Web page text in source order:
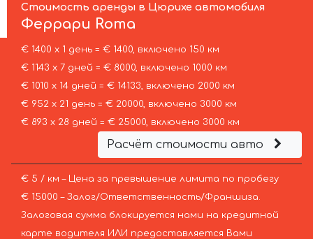
Стоимость аренды в Цюрихе автомобиля
Феррари Roma
€ 1400 х 1 день = € 1400, включено 150 км
€ 1143 х 7 дней = € 8000, включено 1000 км
€ 1010 х 14 дней = € 14133, включено 2000 км
€ 952 х 21 день = € 20000, включено 3000 км
€ 893 х 28 дней = € 25000, включено 3000 км
Расчёт стоимости авто
€ 5 / км – Цена за превышение лимита по пробегу
€ 15000 – Залог/Ответственность/Франшиза.
Залоговая сумма блокируется нами на кредитной
карте водителя ИЛИ предоставляется Вами